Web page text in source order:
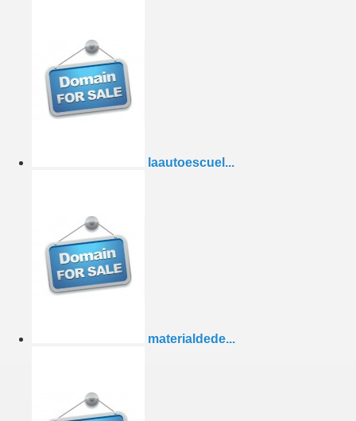
laautoescuel...
materialdede...